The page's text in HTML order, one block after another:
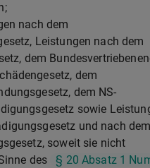
nach dem
Leistungen nach dem
dem
dem
dem NS-
sowie
und nach
soweit sie nicht
des
§ 20 Absatz 1